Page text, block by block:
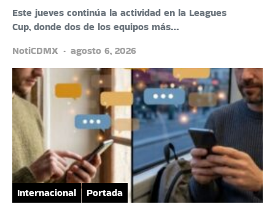
Este jueves continúa la actividad en la Leagues
Cup, donde dos de los equipos más…
NotiCDMX
agosto 6, 2026
Internacional Portada